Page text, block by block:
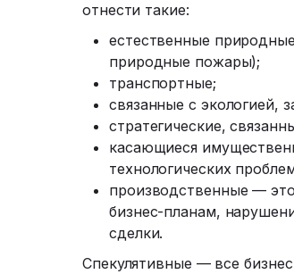
отнести такие:
естественные
природные пожары);
транспортные;
связанные с экологией,
стратегические,
касающиеся
технологических
производственные —
бизнес-планам,
сделки.
Спекулятивные — все